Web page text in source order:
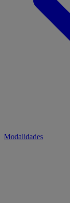
Modalidades